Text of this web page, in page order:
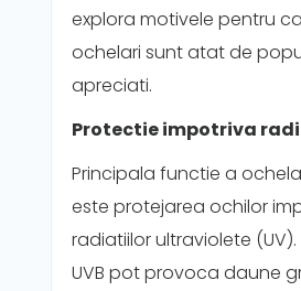
explora motivele pentru
ochelari sunt atat de
apreciati.
Protectie impotriva
Principala functie a
este protejarea ochilor
radiatiilor ultraviolete (UV).
UVB pot provoca daune